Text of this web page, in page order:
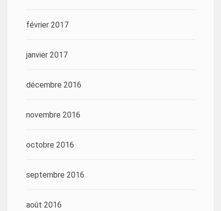
février 2017
janvier 2017
décembre 2016
novembre 2016
octobre 2016
septembre 2016
août 2016